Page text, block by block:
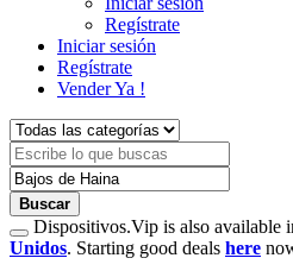
Regístrate
Iniciar sesión
Regístrate
Vender Ya !
Buscar
Dispositivos.Vip is also available
Unidos. Starting good deals here